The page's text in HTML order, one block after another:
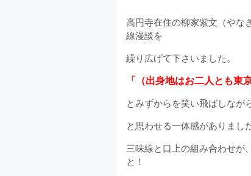
高円寺在住の柳家紫文（やな
線漫談を
繰り広げて下さいました。
「（出身地はお二人とも東
とみずからを笑い飛ばしなが
と思わせる一体感がありました
三味線と口上の組み合わせが
と！